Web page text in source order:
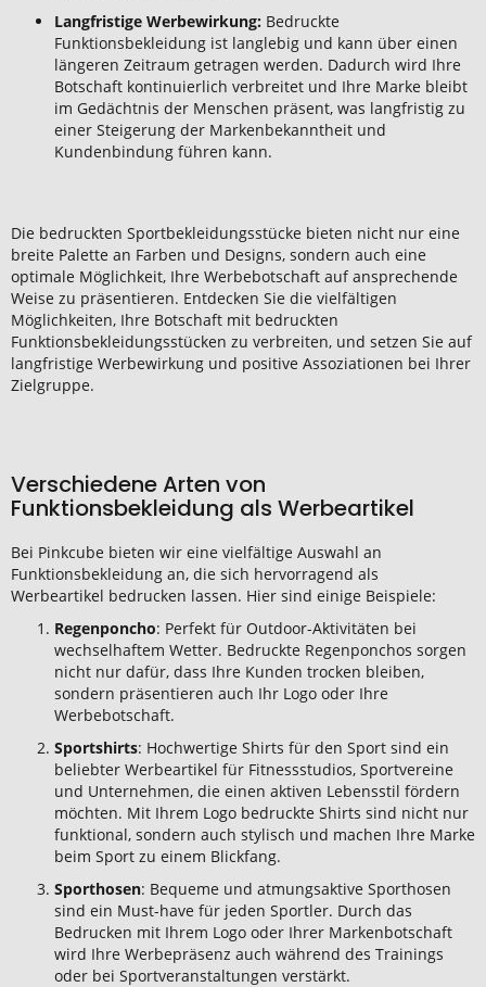
Langfristige Werbewirkung: Bedruckte
Funktionsbekleidung ist langlebig und kann über einen
längeren Zeitraum getragen werden. Dadurch wird Ihre
Botschaft kontinuierlich verbreitet und Ihre Marke bleibt
im Gedächtnis der Menschen präsent, was langfristig zu
einer Steigerung der Markenbekanntheit und
Kundenbindung führen kann.
Die bedruckten Sportbekleidungsstücke bieten nicht nur eine
breite Palette an Farben und Designs, sondern auch eine
optimale Möglichkeit, Ihre Werbebotschaft auf ansprechende
Weise zu präsentieren. Entdecken Sie die vielfältigen
Möglichkeiten, Ihre Botschaft mit bedruckten
Funktionsbekleidungsstücken zu verbreiten, und setzen Sie auf
langfristige Werbewirkung und positive Assoziationen bei Ihrer
Zielgruppe.
Verschiedene Arten von
Funktionsbekleidung als Werbeartikel
Bei Pinkcube bieten wir eine vielfältige Auswahl an
Funktionsbekleidung an, die sich hervorragend als
Werbeartikel bedrucken lassen. Hier sind einige Beispiele:
Regenponcho: Perfekt für Outdoor-Aktivitäten bei
wechselhaftem Wetter. Bedruckte Regenponchos sorgen
nicht nur dafür, dass Ihre Kunden trocken bleiben,
sondern präsentieren auch Ihr Logo oder Ihre
Werbebotschaft.
Sportshirts: Hochwertige Shirts für den Sport sind ein
beliebter Werbeartikel für Fitnessstudios, Sportvereine
und Unternehmen, die einen aktiven Lebensstil fördern
möchten. Mit Ihrem Logo bedruckte Shirts sind nicht nur
funktional, sondern auch stylisch und machen Ihre Marke
beim Sport zu einem Blickfang.
Sporthosen: Bequeme und atmungsaktive Sporthosen
sind ein Must-have für jeden Sportler. Durch das
Bedrucken mit Ihrem Logo oder Ihrer Markenbotschaft
wird Ihre Werbepräsenz auch während des Trainings
oder bei Sportveranstaltungen verstärkt.